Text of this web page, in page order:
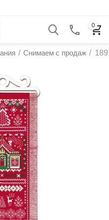
0
/ Снимаем с продаж /